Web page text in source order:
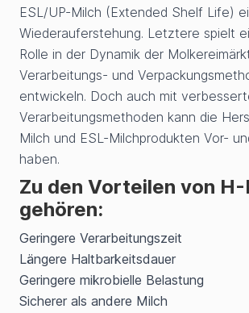
ESL/UP-Milch (Extended Shelf Life)
Wiederauferstehung. Letztere spielt
Rolle in der Dynamik der
Verarbeitungs- und
entwickeln. Doch auch mit
Verarbeitungsmethoden kann die
Milch und ESL-Milchprodukten Vor-
haben.
Zu den Vorteilen von
gehören:
Geringere Verarbeitungszeit
Längere Haltbarkeitsdauer
Geringere mikrobielle Belastung
Sicherer als andere Milch